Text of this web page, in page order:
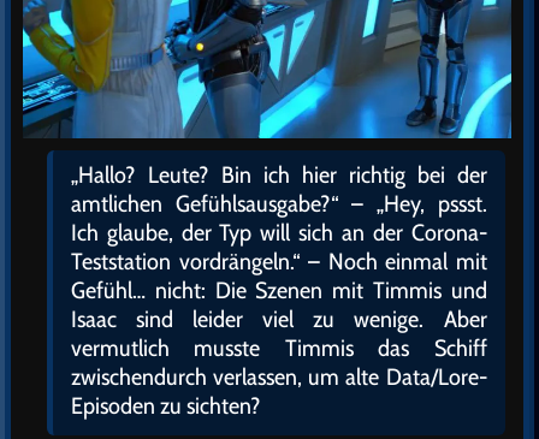
„Hallo? Leute? Bin ich hier richtig bei der
amtlichen Gefühlsausgabe?“ – „Hey, pssst.
Ich glaube, der Typ will sich an der Corona-
Teststation vordrängeln.“ – Noch einmal mit
Gefühl… nicht: Die Szenen mit Timmis und
Isaac sind leider viel zu wenige. Aber
vermutlich musste Timmis das Schiff
zwischendurch verlassen, um alte Data/Lore-
Episoden zu sichten?